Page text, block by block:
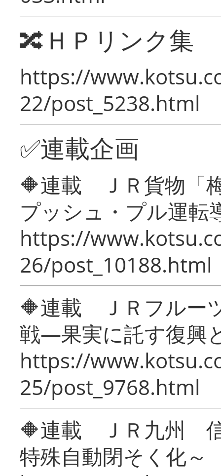
🔀ＨＰリンク集
https://
22/post_5238.html
✅連載企画
🔶連載 ＪＲ貨物「
プッシュ・プル運転
https://
26/post_10188.html
🔶連載 ＪＲフルー
戦―果実に託す復興
https://
25/post_9768.html
🔶連載 ＪＲ九州 信
特殊自動閉そく化～